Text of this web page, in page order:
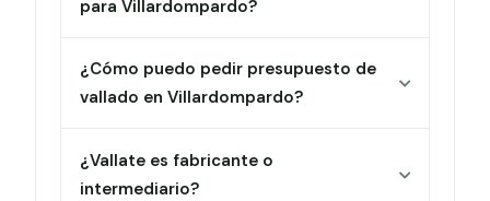
para Villardompardo?
¿Cómo puedo pedir presupuesto de
vallado en Villardompardo?
¿Vallate es fabricante o
intermediario?